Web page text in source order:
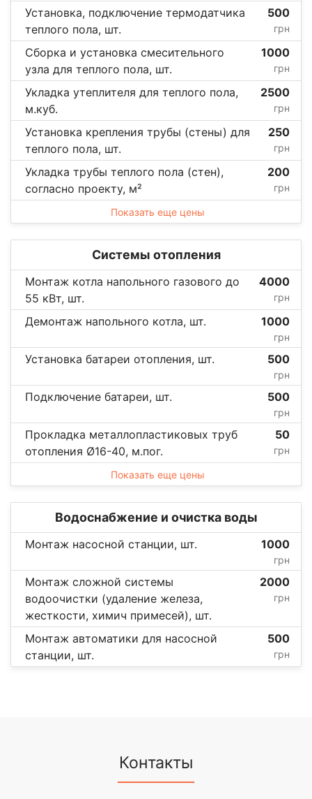
Установка, подключение термодатчика
теплого пола, шт.
500
грн
Сборка и установка смесительного
узла для теплого пола, шт.
1000
грн
Укладка утеплителя для теплого пола,
м.куб.
2500
грн
Установка крепления трубы (стены) для
теплого пола, шт.
250
грн
Укладка трубы теплого пола (стен),
согласно проекту, м²
200
грн
Показать еще цены
Системы отопления
Монтаж котла напольного газового до
55 кВт, шт.
4000
грн
Демонтаж напольного котла, шт. 1000
грн
Установка батареи отопления, шт. 500
грн
Подключение батареи, шт. 500
грн
Прокладка металлопластиковых труб
отопления Ø16-40, м.пог.
50
грн
Показать еще цены
Водоснабжение и очистка воды
Монтаж насосной станции, шт. 1000
грн
Монтаж сложной системы
водоочистки (удаление железа,
жесткости, химич примесей), шт.
2000
грн
Монтаж автоматики для насосной
станции, шт.
500
грн
Контакты